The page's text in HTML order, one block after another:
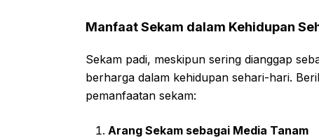
Manfaat Sekam dalam Kehidupan
Sekam padi, meskipun sering dianggap
berharga dalam kehidupan sehari-hari.
pemanfaatan sekam:
Arang Sekam sebagai Media Tanam